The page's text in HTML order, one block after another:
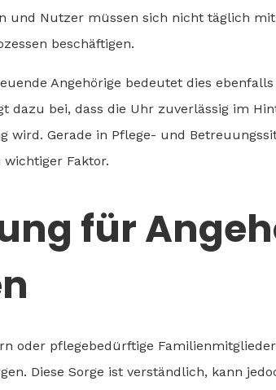
und Nutzer müssen sich nicht täglich
beschäftigen.
Angehörige bedeutet dies
dazu bei, dass die Uhr zuverlässig im
wird. Gerade in Pflege- und
Faktor.
für
oder pflegebedürftige
Diese Sorge ist verständlich, kann